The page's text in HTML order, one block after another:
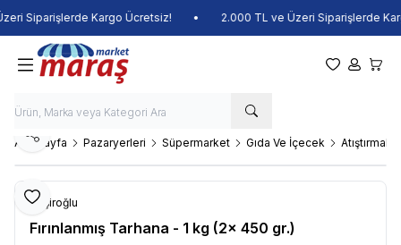
Siparişlerde Kargo Ücretsiz! 2.000 TL ve Üzeri Siparişlerde
Favorilerim
Hesabım
Ana Sayfa Pazaryerleri Süpermarket Gıda Ve İçecek
Favoriye Ekle
Paylaş
Haşiroğlu
Fırınlanmış Tarhana - 1 kg (2x 450 gr.)